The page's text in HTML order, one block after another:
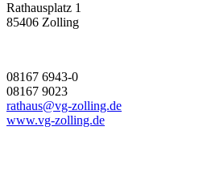
Rathausplatz 1
85406 Zolling
08167 6943-0
08167 9023
rathaus@vg-zolling.de
www.vg-zolling.de